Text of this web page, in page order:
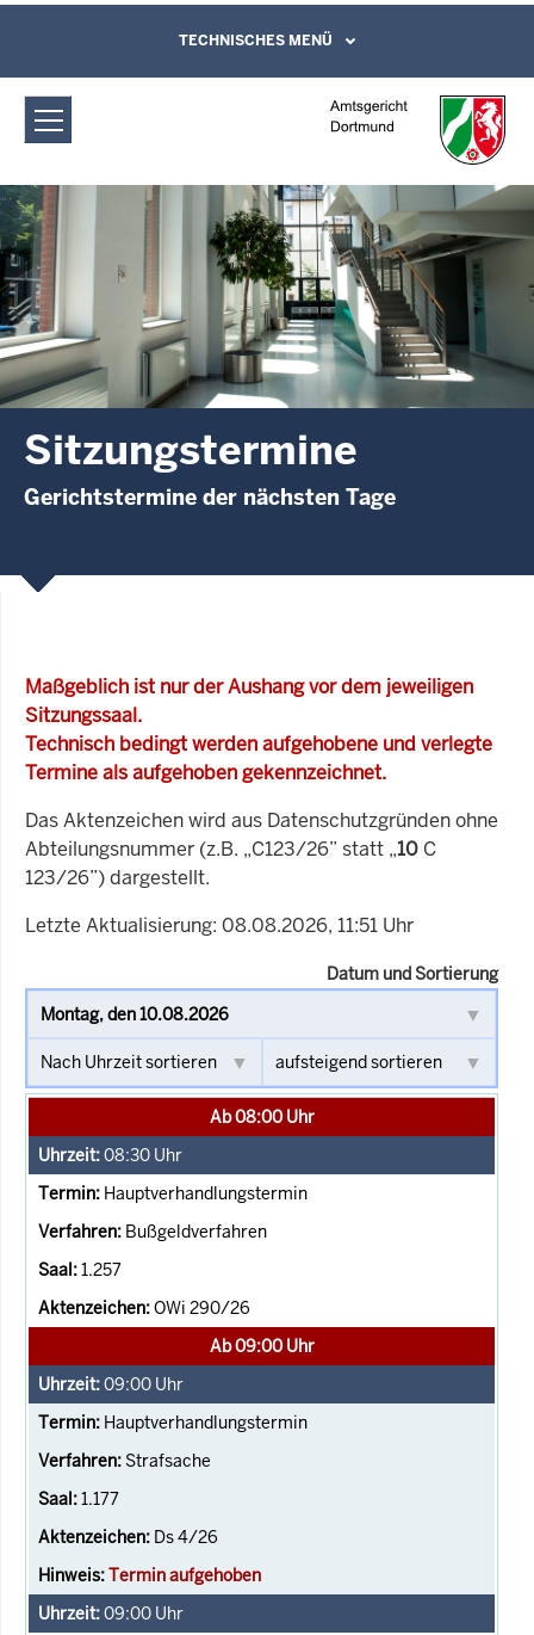
Amtsgericht Dortmund:
Sitzungstermine
Direkt zum Inhalt
Leichte Sprache, Gebärdensprachenvideo
und Kontaktformular
TECHNISCHES MENÜ
Sitzungstermine
Gerichtstermine der nächsten Tage
Maßgeblich ist nur der Aushang vor dem jeweiligen
Sitzungssaal.
Technisch bedingt werden aufgehobene und verlegte
Termine als aufgehoben gekennzeichnet.
Das Aktenzeichen wird aus Datenschutzgründen ohne
Abteilungsnummer (z.B. „C123/26” statt „10 C
123/26”) dargestellt.
Letzte Aktualisierung: 08.08.2026, 11:51 Uhr
Datum und Sortierung
Ab 08:00 Uhr
08:30 Uhr
Hauptverhandlungstermin
Bußgeldverfahren
1.257
OWi 290/26
Ab 09:00 Uhr
09:00 Uhr
Hauptverhandlungstermin
Strafsache
1.177
Ds 4/26
Termin aufgehoben
09:00 Uhr